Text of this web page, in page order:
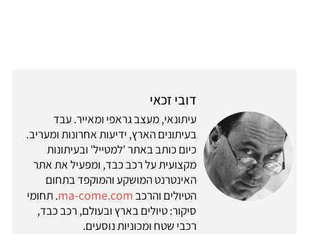
דובי זכאי
עיתונאי, מעצב גראפי ומאייר. עבד
בעיתונים הארץ, ידיעות אחרונות ומעריב.
כיום כותב באתר 'למטייל' ובעיתונות
מקצועית על רכב כבד, ומפעיל את אתר
האינטרנט המושקע והמוקפד בתחום
הטיולים והרכבma-come.com. תחומי
סיקור: טיולים בארץ ובעולם, רכב כבד,
רכבי שטח ומכוניות נוסעים.